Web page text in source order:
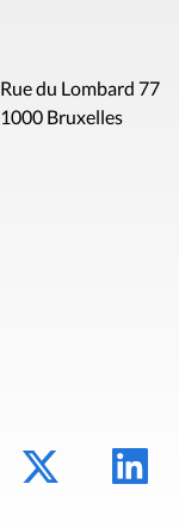
Rue du Lombard 77
1000 Bruxelles